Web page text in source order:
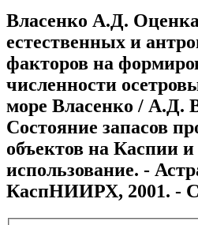
Власенко А.Д.
естественных и
факторов на
численности
море Власенко / А.Д.
Состояние запасов
объектов на Каспии и
использование. -
КаспНИИРХ, 2001. -